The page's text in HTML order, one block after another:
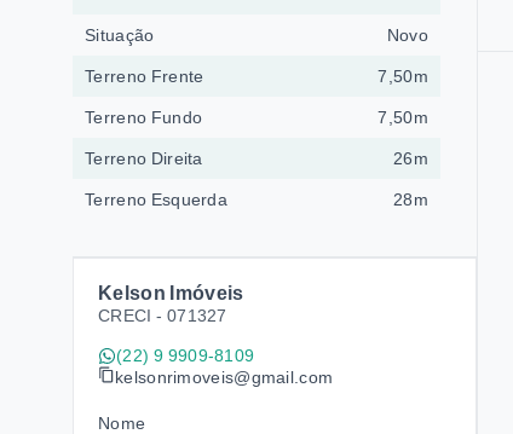
Situação Novo
Terreno Frente 7,50m
Terreno Fundo 7,50m
Terreno Direita 26m
Terreno Esquerda 28m
Kelson Imóveis
CRECI - 071327
(22) 9 9909-8109
kelsonrimoveis@gmail.com
Nome